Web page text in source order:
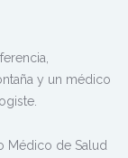
y un médico
Médico de Salud